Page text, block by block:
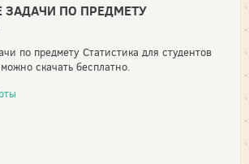
ЗАДАЧИ ПО ПРЕДМЕТУ
по предмету Статистика для студентов
скачать бесплатно.